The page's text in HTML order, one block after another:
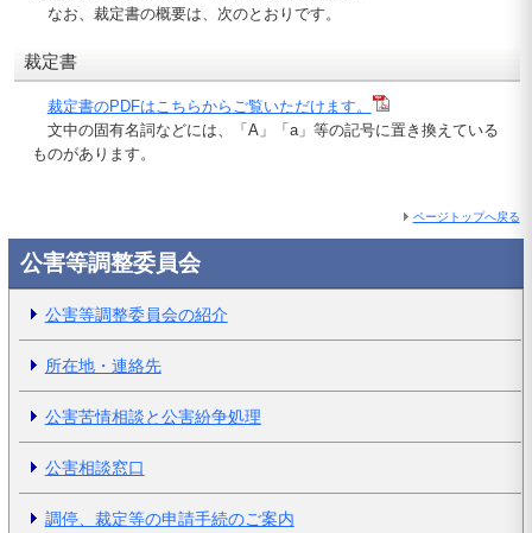
なお、裁定書の概要は、次のとおりです。
裁定書
裁定書のPDFはこちらからご覧いただけます。
文中の固有名詞などには、「A」「a」等の記号に置き換えている
ものがあります。
ページトップへ戻る
公害等調整委員会
公害等調整委員会の紹介
所在地・連絡先
公害苦情相談と公害紛争処理
公害相談窓口
調停、裁定等の申請手続のご案内